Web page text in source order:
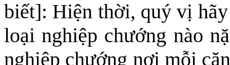
biết]: Hiện thời, quý vị
loại nghiệp chướng nào
nghiệp chướng nơi mỗi